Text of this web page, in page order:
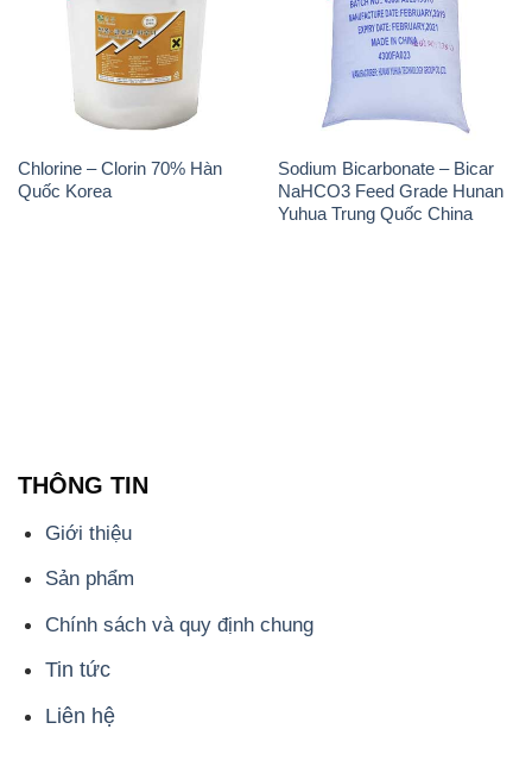
Chlorine – Clorin 70% Hàn
Quốc Korea
Sodium Bicarbonate – Bicar
NaHCO3 Feed Grade Hunan
Yuhua Trung Quốc China
THÔNG TIN
Giới thiệu
Sản phẩm
Chính sách và quy định chung
Tin tức
Liên hệ